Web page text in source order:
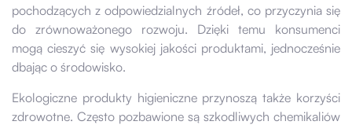
pochodzących z odpowiedzialnych źródeł, co przyczynia się
do zrównoważonego rozwoju. Dzięki temu konsumenci
mogą cieszyć się wysokiej jakości produktami, jednocześnie
dbając o środowisko.
Ekologiczne produkty higieniczne przynoszą także korzyści
zdrowotne. Często pozbawione są szkodliwych chemikaliów